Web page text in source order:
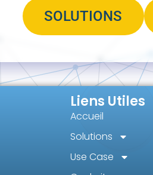
SOLUTIONS
Liens Utiles
Accueil
Solutions
Use Case